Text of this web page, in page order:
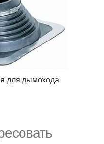
для дымохода